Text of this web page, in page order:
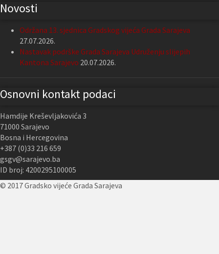
Novosti
Održana 13. sjednica Gradskog vijeća Grada Sarajeva
27.07.2026.
Nastavak podrške Grada Sarajeva Udruženju slijepih
Kantona Sarajevo 20.07.2026.
Osnovni kontakt podaci
Hamdije Kreševljakovića 3
71000 Sarajevo
Bosna i Hercegovina
+387 (0)33 216 659
gsgv@sarajevo.ba
ID broj: 4200295100005
© 2017 Gradsko vijeće Grada Sarajeva